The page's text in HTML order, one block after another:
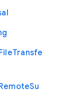
Transfe
Su